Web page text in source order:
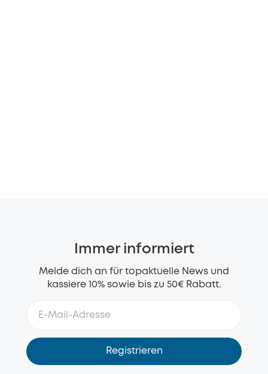
Immer informiert
Melde dich an für topaktuelle News und
kassiere 10% sowie bis zu 50€ Rabatt.
Registrieren